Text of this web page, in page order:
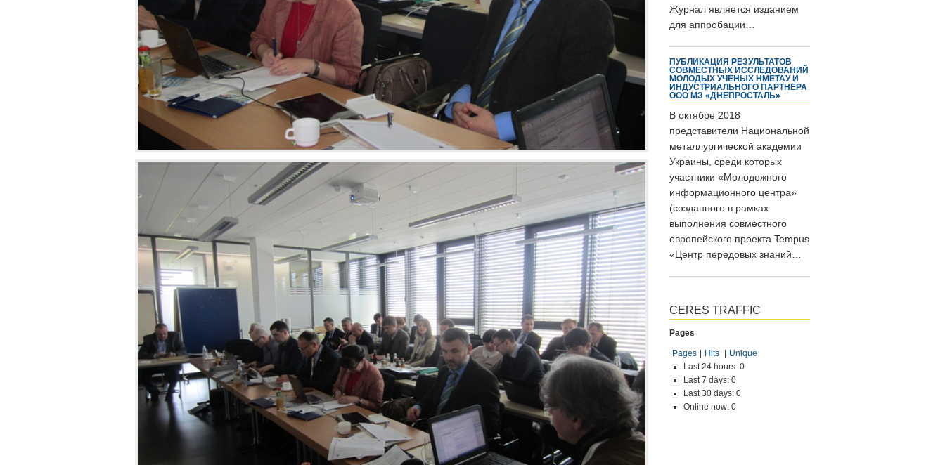
Журнал является изданием
для аппробации…
ПУБЛИКАЦИЯ РЕЗУЛЬТАТОВ
СОВМЕСТНЫХ ИССЛЕДОВАНИЙ
МОЛОДЫХ УЧЕНЫХ НМЕТАУ И
ИНДУСТРИАЛЬНОГО ПАРТНЕРА
ООО МЗ «ДНЕПРОСТАЛЬ»
В октябре 2018
представители Национальной
металлургической академии
Украины, среди которых
участники «Молодежного
информационного центра»
(созданного в рамках
выполнения совместного
европейского проекта Tempus
«Центр передовых знаний…
CERES TRAFFIC
Pages
Pages Hits
Unique
Last 24 hours: 0
Last 7 days: 0
Last 30 days: 0
Online now: 0